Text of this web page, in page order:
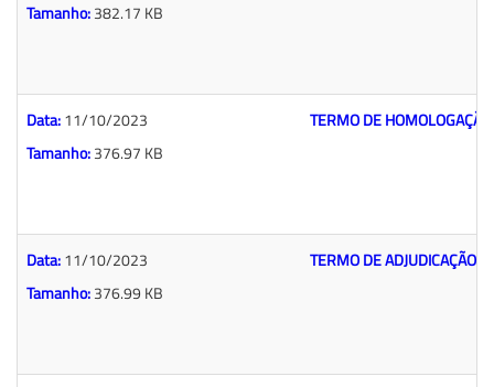
Tamanho:382.17 KB
Data:11/10/2023
Tamanho:376.97 KB
TERMO DE HOMOLOGAÇÃO
Data:11/10/2023
Tamanho:376.99 KB
TERMO DE ADJUDICAÇÃO